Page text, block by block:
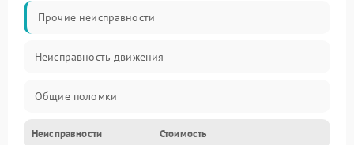
Прочие неисправности
Неисправность движения
Общие поломки
Неисправность датчиков
Неисправности Стоимость